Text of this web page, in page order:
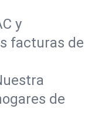
y
facturas de
de